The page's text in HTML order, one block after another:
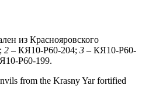
из Краснояровского
2 – КЯ10-Р60-204; 3 – КЯ10-Р60-
Р60-199.
from the Krasny Yar fortified